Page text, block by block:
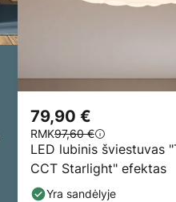
LED lubinis šviestuvas
CCT Starlight" efektas
79,90 €
RMK97,60 €
Yra sandėlyje